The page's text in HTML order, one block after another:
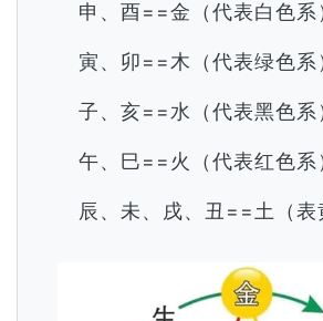
申、酉==金（代表白色系
寅、卯==木（代表绿色系
子、亥==水（代表黑色系
午、巳==火（代表红色系
辰、未、戌、丑==土（表